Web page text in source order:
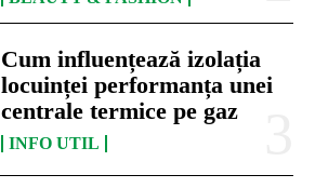
Cum influențează izolația
locuinței performanța unei
centrale termice pe gaz
INFO UTIL